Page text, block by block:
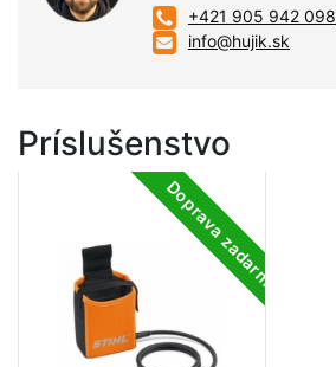
+421 905 942 098
info@hujik.sk
Príslušenstvo
Doprava zadarmo